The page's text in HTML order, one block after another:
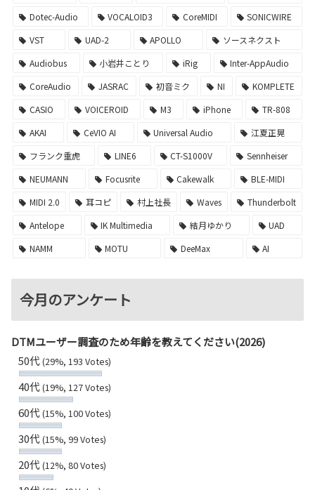
Dotec-Audio
VOCALOID3 CoreMIDI
SONICWIRE
VST
UAD-2 APOLLO
ソースネクスト
Audiobus
小岩井ことり iRig
Inter-AppAudio
CoreAudio
JASRAC 初音ミク NI
KOMPLETE
CASIO
VOICEROID M3 iPhone
TR-808
AKAI
CeVIO AI Universal Audio
江夏正晃
フランク重虎
LINE6 CT-S1000V
Sennheiser
NEUMANN
Focusrite Cakewalk
BLE-MIDI
MIDI 2.0
耳コピ 村上社長 Waves
Thunderbolt
Antelope
IK Multimedia 結月ゆかり
UAD
NAMM
MOTU DeeMax AI
今月のアンケート
DTMユーザー調査のため年齢を教えてください(2026)
50代(29%, 193 Votes)
40代(19%, 127 Votes)
60代(15%, 100 Votes)
30代(15%, 99 Votes)
20代(12%, 80 Votes)